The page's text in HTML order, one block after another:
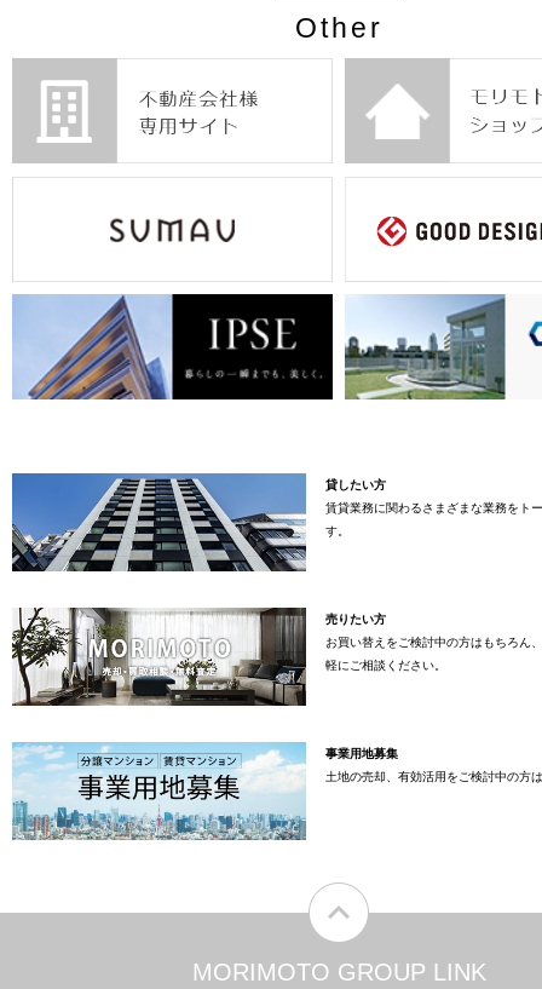
Other
貸したい方
賃貸業務に関わるさまざまな業務をト
す。
売りたい方
お買い替えをご検討中の方はもちろん
軽にご相談ください。
事業用地募集
土地の売却、有効活用をご検討中の方
MORIMOTO GROUP LINK